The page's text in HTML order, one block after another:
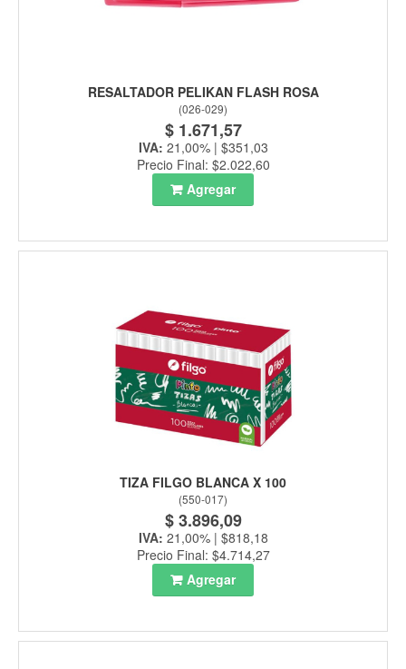
RESALTADOR PELIKAN FLASH ROSA
(026-029)
$ 1.671,57
IVA: 21,00% | $351,03
Precio Final: $2.022,60
Agregar
TIZA FILGO BLANCA X 100
(550-017)
$ 3.896,09
IVA: 21,00% | $818,18
Precio Final: $4.714,27
Agregar